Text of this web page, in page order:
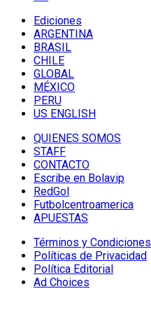
Ediciones
ARGENTINA
BRASIL
CHILE
GLOBAL
MÉXICO
PERU
US ENGLISH
QUIENES SOMOS
STAFF
CONTACTO
Escribe en Bolavip
RedGol
Futbolcentroamerica
APUESTAS
Términos y Condiciones
Políticas de Privacidad
Política Editorial
Ad Choices